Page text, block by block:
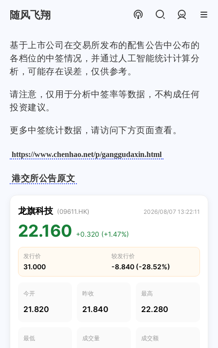
随风飞翔
基于上市公司在交易所发布的配售公告中公布的
各档位的中签情况，并通过人工智能统计计算分
析，可能存在误差，仅供参考。
请注意，仅用于分析中签率等数据，不构成任何
投资建议。
更多中签统计数据，请访问下方页面查看。
https://www.chenhao.net/p/ganggudaxin.html
港交所公告原文
龙旗科技 (09611.HK) 2026/08/07 13:22:11
22.160 +0.320 (+1.47%)
发行价
31.000
较发行价
-8.840 (-28.52%)
今开
21.820
昨收
21.840
最高
22.280
最低 成交量 成交额